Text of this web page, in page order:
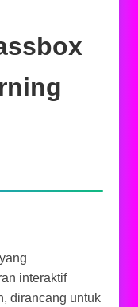
interaktif
dirancang untuk